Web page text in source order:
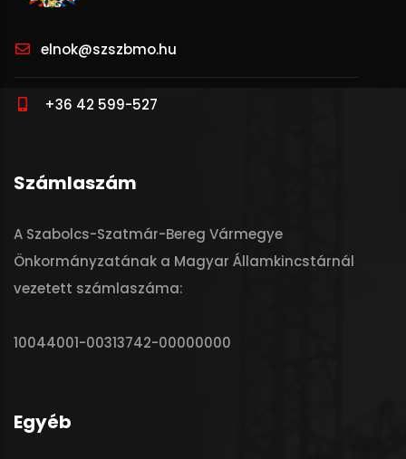
elnok@szszbmo.hu
+36 42 599-527
Számlaszám
A Szabolcs-Szatmár-Bereg Vármegye
Önkormányzatának a Magyar Államkincstárnál
vezetett számlaszáma:
10044001-00313742-00000000
Egyéb